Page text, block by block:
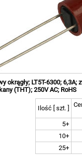
okrągły; LT5T-6300; 6,3A;
(THT); 250V AC; RoHS
Ilość [ szt. ]
5+
10+
25+